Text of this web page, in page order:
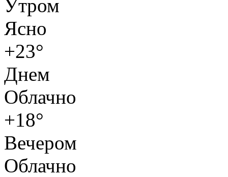
Утром
Ясно
+23°
Днем
Облачно
+18°
Вечером
Облачно